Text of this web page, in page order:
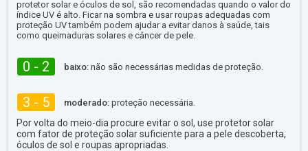
protetor solar e óculos de sol, são recomendadas quando o valor do
índice UV é alto. Ficar na sombra e usar roupas adequadas com
proteção UV também podem ajudar a evitar danos à saúde, tais
como queimaduras solares e câncer de pele.
0 - 2 baixo: não são necessárias medidas de proteção.
3 - 5 moderado: proteção necessária.
Por volta do meio-dia procure evitar o sol, use protetor solar
com fator de proteção solar suficiente para a pele descoberta,
óculos de sol e roupas apropriadas.